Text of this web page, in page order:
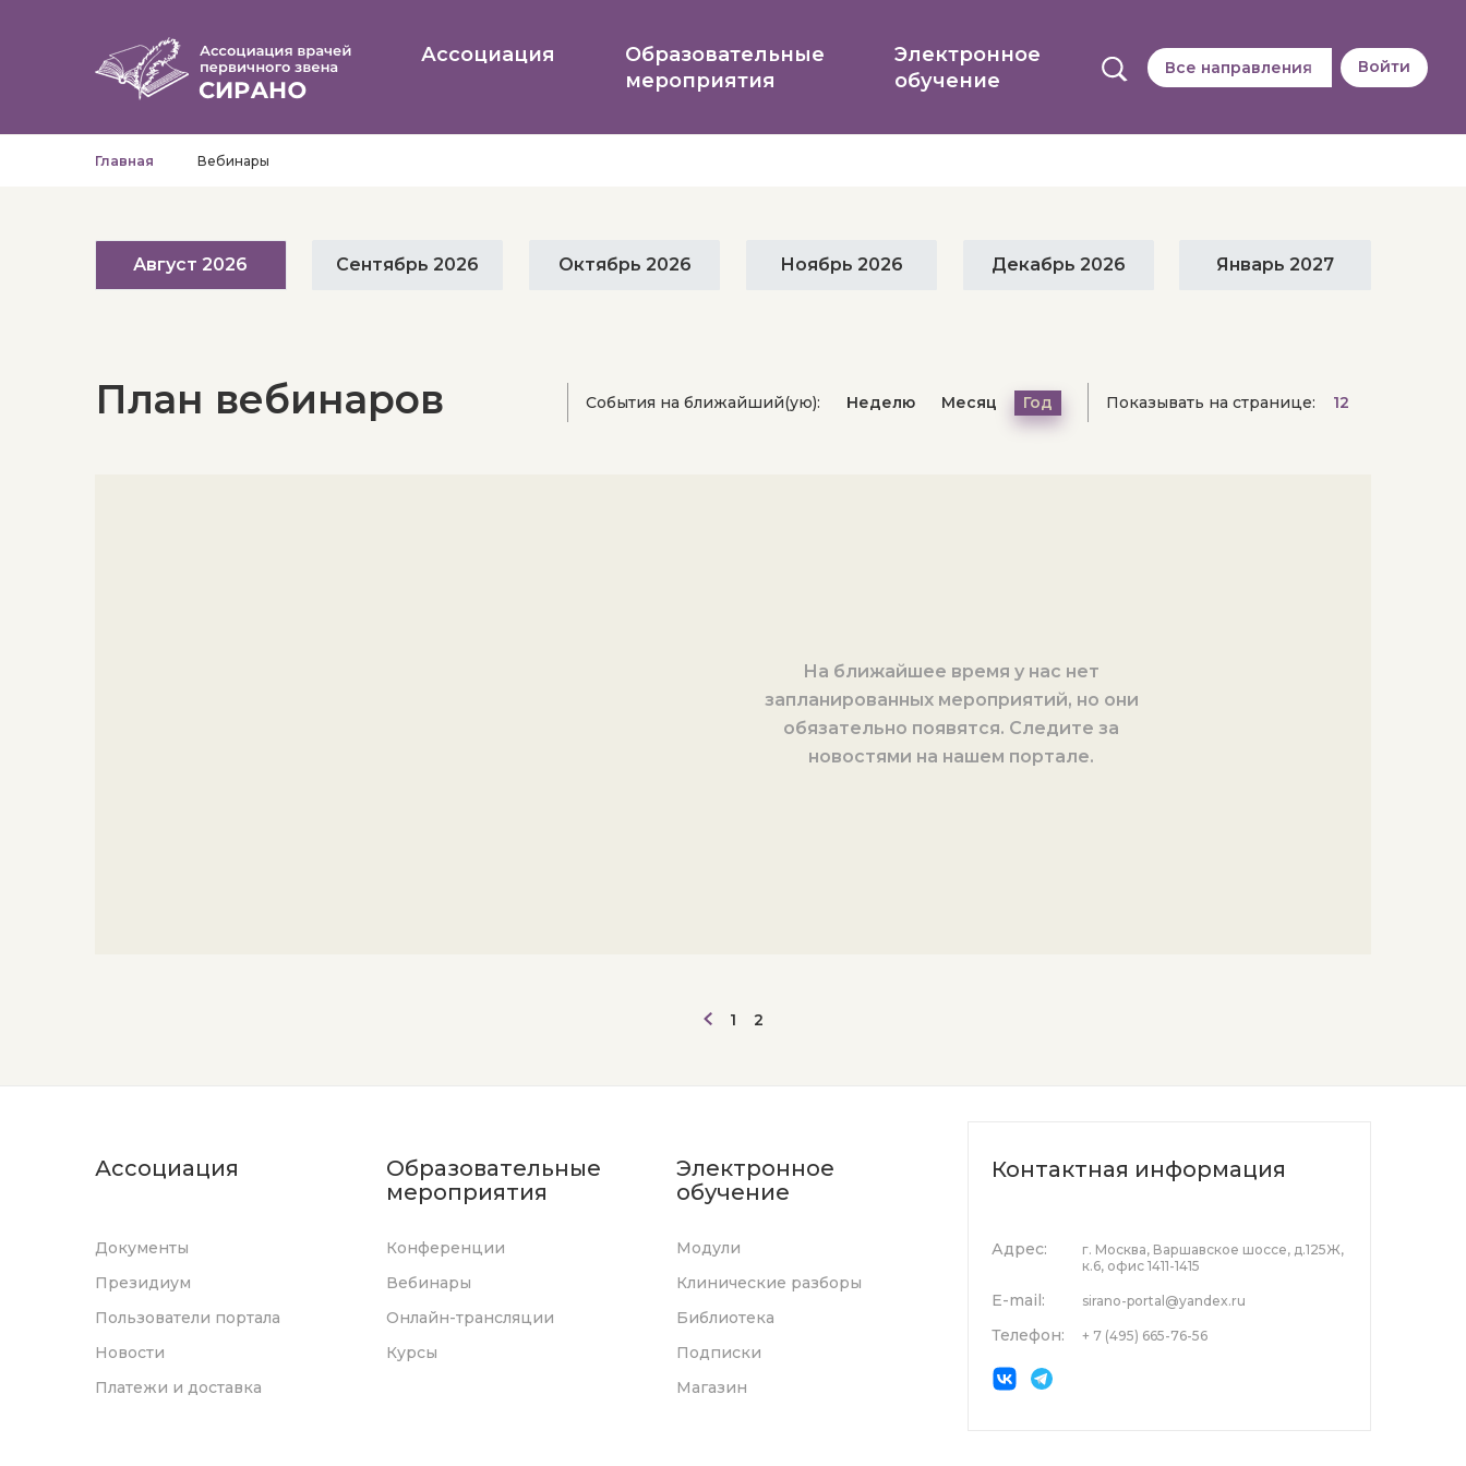
Ассоциация
Образовательные
мероприятия
Электронное
обучение
Все направления Войти
Главная Вебинары
Август 2026 Сентябрь 2026 Октябрь 2026 Ноябрь 2026 Декабрь 2026 Январь 2027
чтобы узнать о событиях в этот день.
План вебинаров События на ближайший(ую): Неделю Месяц Год Показывать на странице:
На ближайшее время у нас нет
запланированных мероприятий, но они
обязательно появятся. Следите за
новостями на нашем портале.
1 2
Ассоциация
Документы
Президиум
Пользователи портала
Новости
Платежи и доставка
Образовательные
мероприятия
Конференции
Вебинары
Онлайн-трансляции
Курсы
Электронное
обучение
Модули
Клинические разборы
Библиотека
Подписки
Магазин
Контактная информация
Адрес:
г. Москва, Варшавское шоссе, д.125Ж,
к.6, офис 1411-1415
E-mail: sirano-portal@yandex.ru
Телефон: + 7 (495) 665-76-56